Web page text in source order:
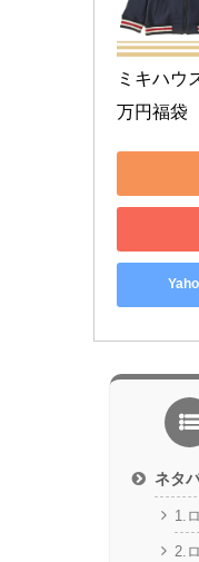
ミキハウ
万円福袋
ネタ
1.
2.